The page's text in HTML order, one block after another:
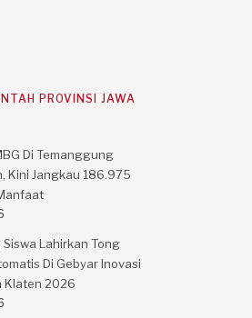
PROVINSI JAWA
Di Temanggung
Kini Jangkau 186.975
Lahirkan Tong
Di Gebyar Inovasi
Klaten 2026